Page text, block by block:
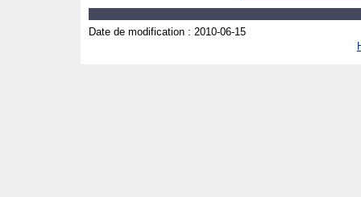
Date de modification : 2010-06-15